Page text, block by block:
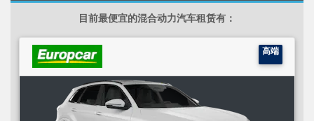
目前最便宜的混合动力汽车租赁有：
高端